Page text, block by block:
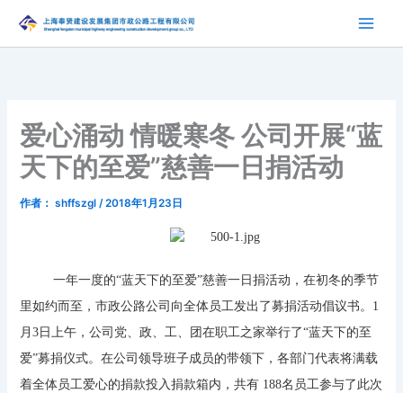
内
爱心涌动 情暖寒冬 公司开展“蓝
天下的至爱”慈善一日捐活动
作者： shffszgl/2018年1月23日
一年一度的“蓝天下的至爱”慈善一日捐活动，在初冬的季节
里如约而至，市政公路公司向全体员工发出了募捐活动倡议书。1
月3日上午，公司党、政、工、团在职工之家举行了“蓝天下的至
爱”募捐仪式。在公司领导班子成员的带领下，各部门代表将满载
着全体员工爱心的捐款投入捐款箱内，共有 188名员工参与了此次